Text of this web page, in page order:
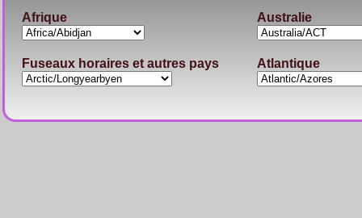
Afrique Australie
Fuseaux horaires et autres pays Atlantique